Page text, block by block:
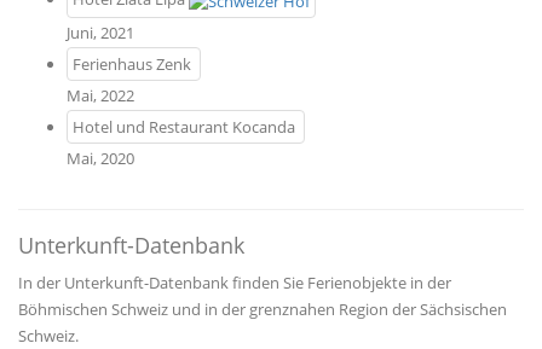
Juni, 2021
Ferienhaus Zenk
Mai, 2022
Hotel und Restaurant Kocanda
Mai, 2020
Unterkunft-Datenbank
In der Unterkunft-Datenbank finden Sie Ferienobjekte in der
Böhmischen Schweiz und in der grenznahen Region der Sächsischen
Schweiz.